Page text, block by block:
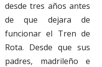
desde tres años antes
de que dejara de
funcionar el Tren de
Rota. Desde que sus
padres, madrileño e